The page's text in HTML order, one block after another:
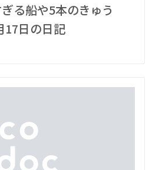
ぎる船や5本のきゅう
17日の日記